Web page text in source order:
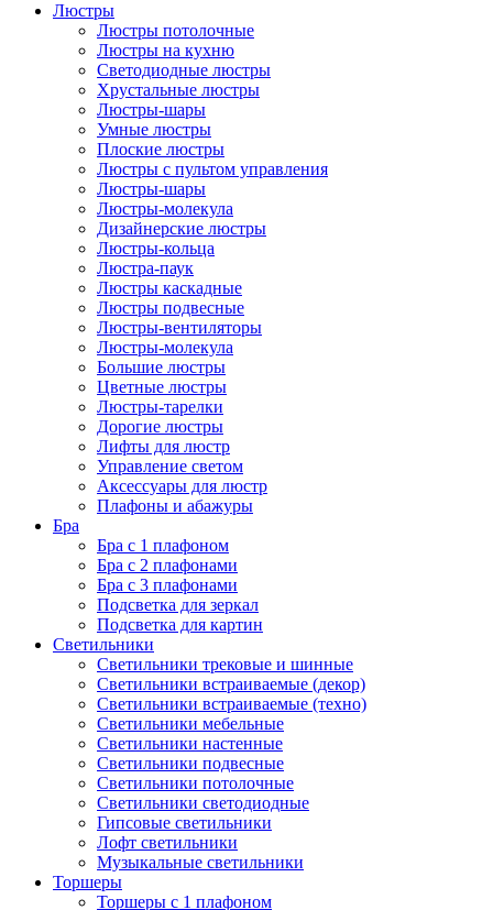
Люстры
Люстры потолочные
Люстры на кухню
Светодиодные люстры
Хрустальные люстры
Люстры-шары
Умные люстры
Плоские люстры
Люстры с пультом управления
Люстры-шары
Люстры-молекула
Дизайнерские люстры
Люстры-кольца
Люстра-паук
Люстры каскадные
Люстры подвесные
Люстры-вентиляторы
Люстры-молекула
Большие люстры
Цветные люстры
Люстры-тарелки
Дорогие люстры
Лифты для люстр
Управление светом
Аксессуары для люстр
Плафоны и абажуры
Бра
Бра с 1 плафоном
Бра с 2 плафонами
Бра с 3 плафонами
Подсветка для зеркал
Подсветка для картин
Светильники
Светильники трековые и шинные
Светильники встраиваемые (декор)
Светильники встраиваемые (техно)
Светильники мебельные
Светильники настенные
Светильники подвесные
Светильники потолочные
Светильники светодиодные
Гипсовые светильники
Лофт светильники
Музыкальные светильники
Торшеры
Торшеры с 1 плафоном